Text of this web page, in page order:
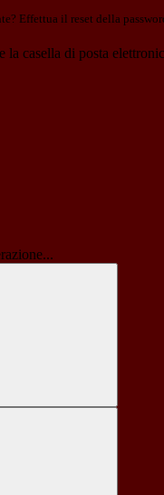
Effettua il reset della
la casella di posta